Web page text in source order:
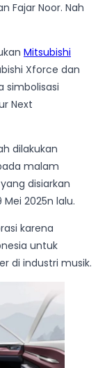
Fajar Noor. Nah
Mitsubishi
Xforce dan
simbolisasi
Next
dilakukan
malam
disiarkan
2025n lalu.
karena
untuk
di industri musik.